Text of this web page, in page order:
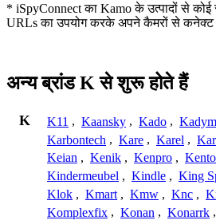
* iSpyConnect का Kamo के उत्पादों से कोई
URLs का उपयोग करके अपने कैमरों से कनेक्ट
अन्य ब्रांड K से शुरू होते हैं
K K11 , Kaansky , Kado ,
Karbontech , Kare , Karel ,
Keian , Kenik , Kenpro ,
Kindermeubel , Kindle , King
Klok , Kmart , Kmw , Knc ,
Komplexfix , Konan , Konarrk ,